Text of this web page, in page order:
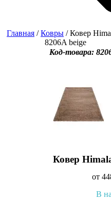
Главная /Ковры / Ковер
8206A beige
Код-товара:
Ковер
от
В